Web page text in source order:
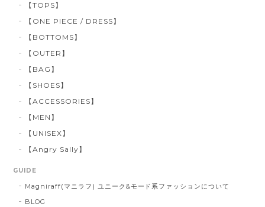
【TOPS】
【ONE PIECE / DRESS】
【BOTTOMS】
【OUTER】
【BAG】
【SHOES】
【ACCESSORIES】
【MEN】
【UNISEX】
【Angry Sally】
GUIDE
Magniraff(マニラフ) ユニーク&モード系ファッションについて
BLOG